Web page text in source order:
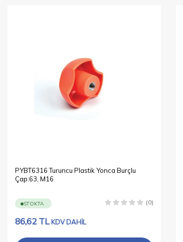
PYBT6316 Turuncu Plastik Yonca Burçlu
Çap:63, M16
STOKTA (0)
86,62TL KDV DAHİL